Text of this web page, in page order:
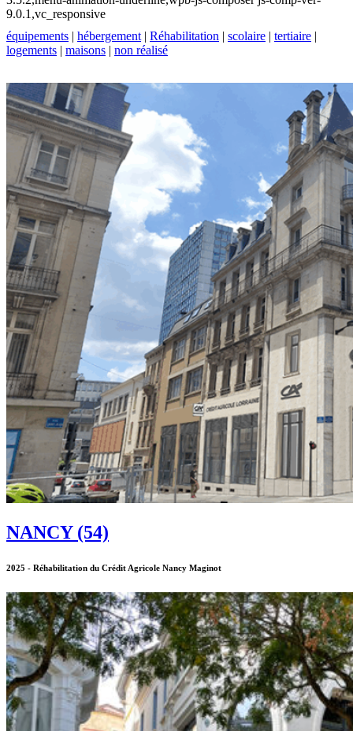
9.0.1,vc_responsive
équipements | hébergement | Réhabilitation | scolaire | tertiaire |
logements | maisons | non réalisé
NANCY (54)
2025 - Réhabilitation du Crédit Agricole Nancy Maginot